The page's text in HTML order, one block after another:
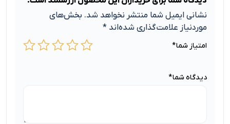
نشانی ایمیل شما منتشر نخواهد شد. بخش‌های
موردنیاز علامت‌گذاری شده‌اند *
امتیاز شما*
دیدگاه شما*